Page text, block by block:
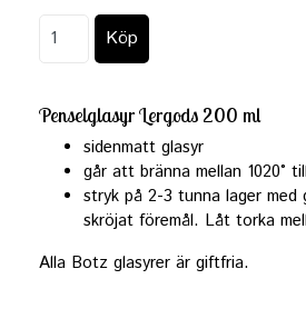
Penselglasyr Lergods 200 ml
sidenmatt glasyr
går att bränna mellan 1020°
stryk på 2-3 tunna lager
skröjat föremål. Låt torka
Alla Botz glasyrer är giftfria.